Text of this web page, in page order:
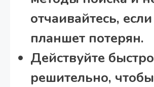
отчаивайтесь, если
планшет потерян.
Действуйте
решительно, чтобы